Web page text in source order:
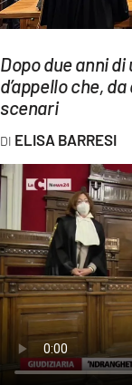
Streaming
LAC TV
LAC NETWORK
LAC ONAIR
LaC
Network
LACPLAY.IT
LACTV.IT
LACONAIR.IT
LACITYMAG.IT
Dopo due anni
d’appello che,
scenari
ELISA BARRESI